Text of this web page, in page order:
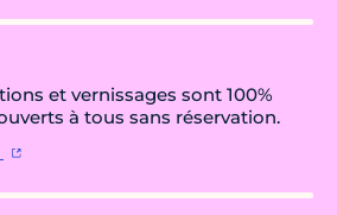
et vernissages sont 100%
à tous sans réservation.